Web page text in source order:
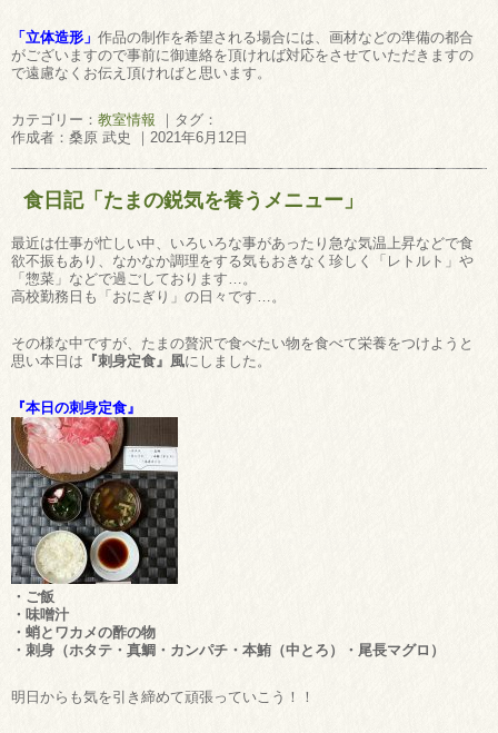
「立体造形」 作品の制作を希望される場合には、画材などの準備の都合
がございますので事前に御連絡を頂ければ対応をさせていただきますの
で遠慮なくお伝え頂ければと思います。
カテゴリー： 教室情報 ｜タグ：
作成者：桑原 武史 ｜2021年6月12日
食日記「たまの鋭気を養うメニュー」
最近は仕事が忙しい中、いろいろな事があったり急な気温上昇などで食
欲不振もあり、なかなか調理をする気もおきなく珍しく「レトルト」や
「惣菜」などで過ごしております…。
高校勤務日も「おにぎり」の日々です…。
その様な中ですが、たまの贅沢で食べたい物を食べて栄養をつけようと
思い本日は 『刺身定食』風にしました。
『本日の刺身定食』
・ご飯
・味噌汁
・蛸とワカメの酢の物
・刺身（ホタテ・真鯛・カンパチ・本鮪（中とろ）・尾長マグロ）
明日からも気を引き締めて頑張っていこう！！